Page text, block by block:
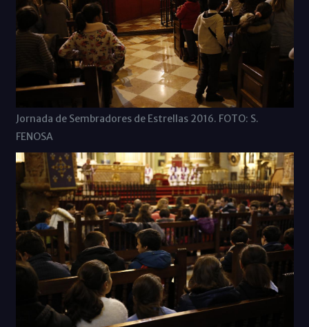
Jornada de Sembradores de Estrellas 2016. FOTO: S.
FENOSA